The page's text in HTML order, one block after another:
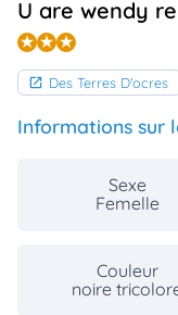
Connexion
U are wendy
Des Terres D'ocres
Informations sur
Sexe
Femelle
Couleur
noire